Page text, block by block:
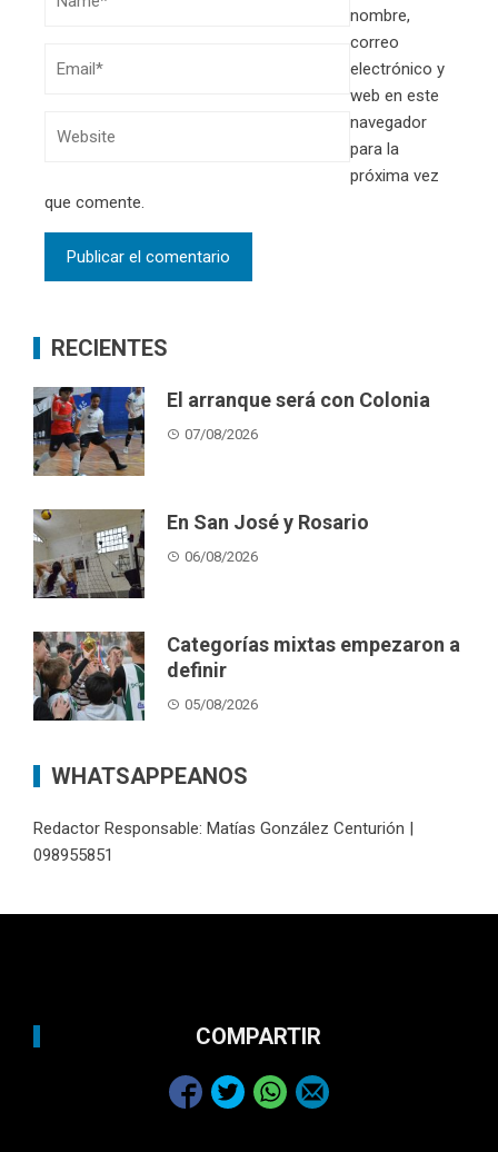
nombre,
correo
electrónico y
web en este
navegador
para la
próxima vez
que comente.
RECIENTES
El arranque será con Colonia
07/08/2026
En San José y Rosario
06/08/2026
Categorías mixtas empezaron a
definir
05/08/2026
WHATSAPPEANOS
Redactor Responsable: Matías González Centurión |
098955851
COMPARTIR